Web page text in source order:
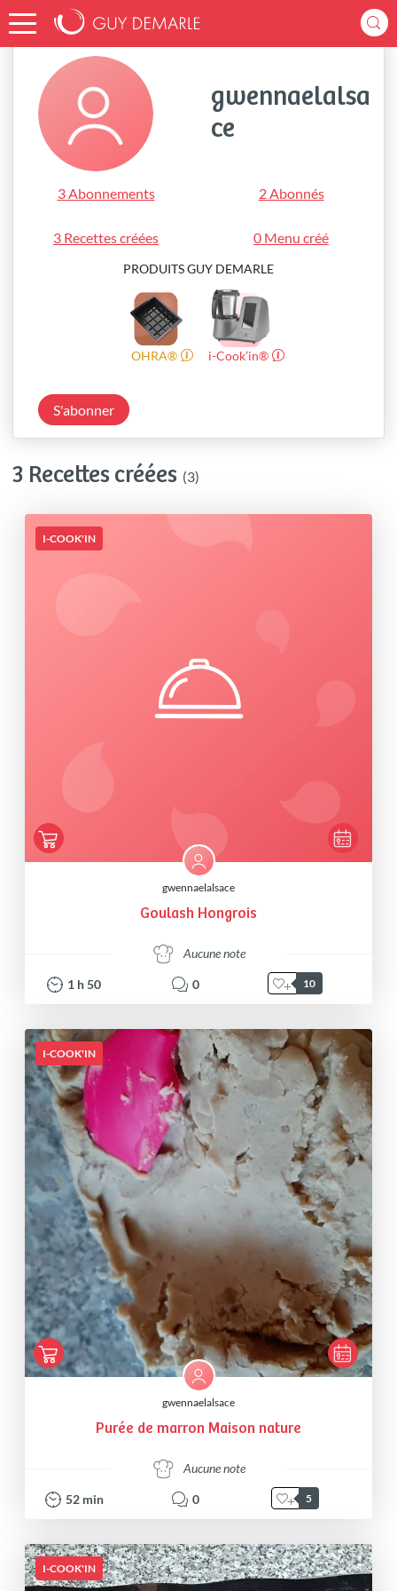
Accueil gwennaelalsace
gwennaelalsa
ce
3 Abonnements 2 Abonnés
3 Recettes créées 0 Menu créé
PRODUITS GUY DEMARLE
OHRA® i-Cook’in®
S'abonner
3 Recettes créées (3)
I-COOK'IN
gwennaelalsace
Goulash Hongrois
Aucune note
1 h50 0 10
I-COOK'IN
gwennaelalsace
Purée de marron Maison nature
Aucune note
52 min 0 5
I-COOK'IN